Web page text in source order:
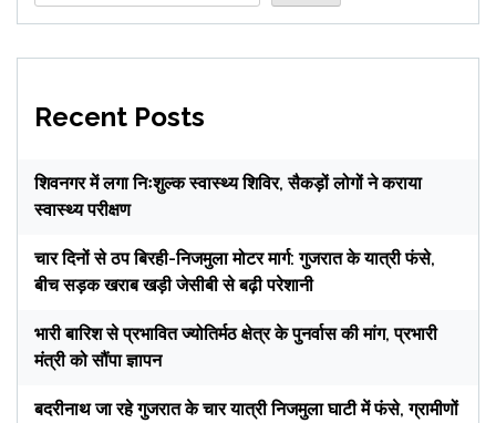
Recent Posts
शिवनगर में लगा निःशुल्क स्वास्थ्य शिविर, सैकड़ों लोगों ने कराया
स्वास्थ्य परीक्षण
चार दिनों से ठप बिरही-निजमुला मोटर मार्ग: गुजरात के यात्री फंसे,
बीच सड़क खराब खड़ी जेसीबी से बढ़ी परेशानी
भारी बारिश से प्रभावित ज्योतिर्मठ क्षेत्र के पुनर्वास की मांग, प्रभारी
मंत्री को सौंपा ज्ञापन
बदरीनाथ जा रहे गुजरात के चार यात्री निजमुला घाटी में फंसे, ग्रामीणों